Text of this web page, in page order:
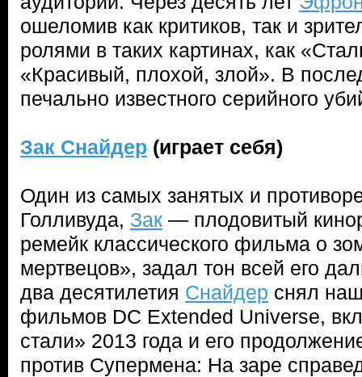
ошеломив как критиков, так и
ролями в таких картинах, как
«Красивый, плохой, злой». В
печально известного серийного
Зак Снайдер (играет себя)
Один из самых занятых и
Голливуда, Зак — плодовитый
ремейк классического фильма о
мертвецов», задал тон всей его
два десятилетия Снайдер снял
фильмов DC Extended Universe,
стали» 2013 года и его
против Супермена: На заре